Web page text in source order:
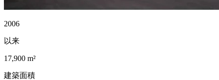
2006
以来
17,900 m²
建築面積